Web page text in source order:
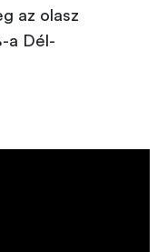
az olasz
a Dél-